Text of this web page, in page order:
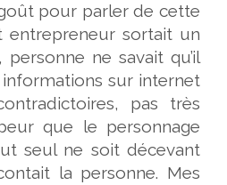
pour parler de cette
entrepreneur sortait un
ne savait qu’il
sur internet
pas très
que le personnage
seul ne soit décevant
la personne. Mes